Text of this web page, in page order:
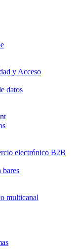
y Acceso
datos
electrónico B2B
bares
multicanal